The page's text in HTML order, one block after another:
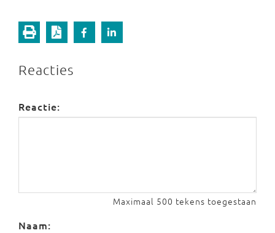
Reacties
Reactie:
Maximaal 500 tekens toegestaan
Naam: